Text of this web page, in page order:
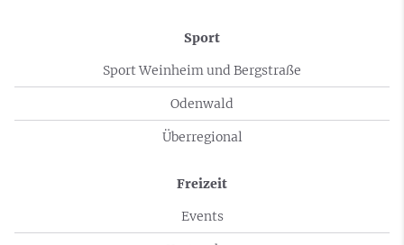
Sport
Sport Weinheim und Bergstraße
Odenwald
Überregional
Freizeit
Events